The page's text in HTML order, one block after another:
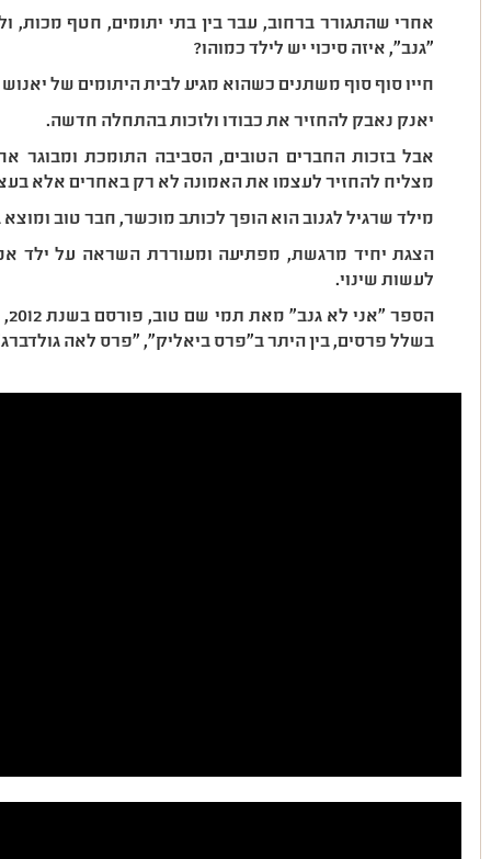
אחרי שהתגורר ברחוב, עבר בין בתי יתומים, חטף מכות,
"גנב", איזה סיכוי יש לילד כמוהו?
חייו סוף סוף משתנים כשהוא מגיע לבית היתומים של
יאנק נאבק להחזיר את כבודו ולזכות בהתחלה חדשה.
אבל בזכות החברים הטובים, הסביבה התומכת ומבוגר
מצליח להחזיר לעצמו את האמונה לא רק באחרים אלא
מילד שרגיל לגנוב הוא הופך לכותב מוכשר, חבר טוב
הצגת יחיד מרגשת, מפתיעה ומעוררת השראה על ילד
לעשות שינוי.
בשלל פרסים, בין היתר ב"פרס ביאליק", "פרס לאה